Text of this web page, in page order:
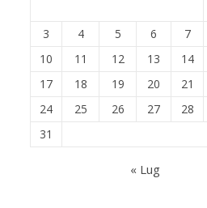
3
4 5 6 7
10
11 12 13 14
17
18 19 20 21
24
25 26 27 28
31
« Lug